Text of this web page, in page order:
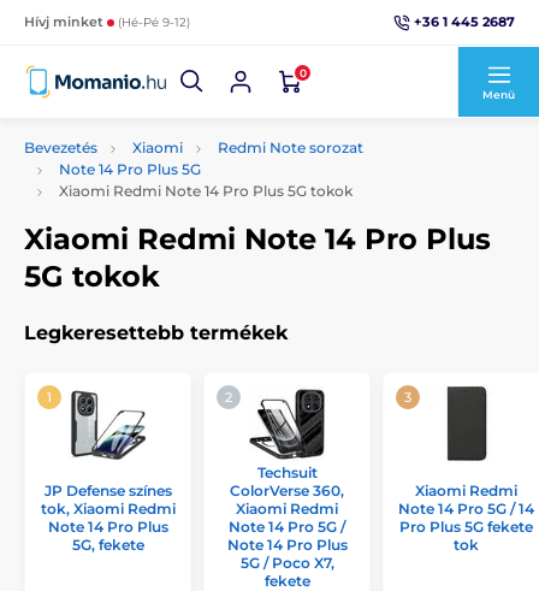
Hívj minket (Hé-Pé 9-12) +36 1 445 2687
0
Menü
Bevezetés Xiaomi
Redmi Note sorozat
Note 14 Pro Plus 5G
Xiaomi Redmi Note 14 Pro Plus 5G tokok
Xiaomi Redmi Note 14 Pro Plus
5G tokok
Legkeresettebb termékek
JP Defense színes
tok, Xiaomi Redmi
Note 14 Pro Plus
5G, fekete
Techsuit
ColorVerse 360,
Xiaomi Redmi
Note 14 Pro 5G /
Note 14 Pro Plus
5G / Poco X7,
fekete
Xiaomi Redmi
Note 14 Pro 5G / 14
Pro Plus 5G fekete
tok